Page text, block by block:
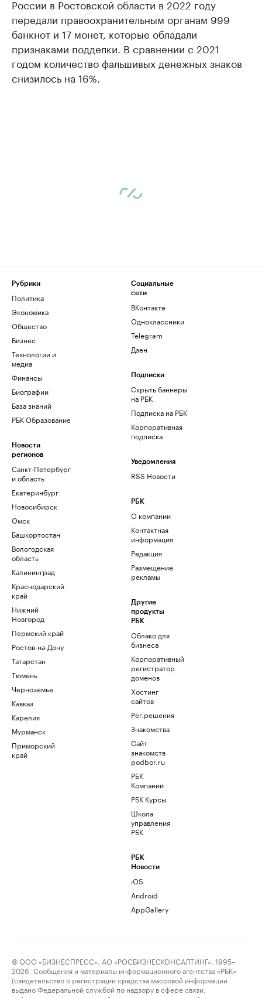
России в Ростовской области в 2022 году
передали правоохранительным органам 999
банкнот и 17 монет, которые обладали
признаками подделки. В сравнении с 2021
годом количество фальшивых денежных знаков
снизилось на 16%.
Рубрики
Политика
Экономика
Общество
Бизнес
Технологии и
медиа
Финансы
Биографии
База знаний
РБК Образование
Новости
регионов
Санкт-Петербург
и область
Екатеринбург
Новосибирск
Омск
Башкортостан
Вологодская
область
Калининград
Краснодарский
край
Нижний
Новгород
Пермский край
Ростов-на-Дону
Татарстан
Тюмень
Черноземье
Кавказ
Карелия
Мурманск
Приморский
край
Социальные
сети
ВКонтакте
Одноклассники
Telegram
Дзен
Подписки
Скрыть баннеры
на РБК
Подписка на РБК
Корпоративная
подписка
Уведомления
RSS Новости
РБК
О компании
Контактная
информация
Редакция
Размещение
рекламы
Другие
продукты
РБК
Облако для
бизнеса
Корпоративный
регистратор
доменов
Хостинг
сайтов
Рег.решения
Знакомства
Сайт
знакомств
podbor.ru
РБК
Компании
РБК Курсы
Школа
управления
РБК
РБК
Новости
iOS
Android
AppGallery
© ООО «БИЗНЕСПРЕСС», АО «РОСБИЗНЕСКОНСАЛТИНГ», 1995–
2026. Сообщения и материалы информационного агентства «РБК»
(свидетельство о регистрации средства массовой информации
выдано Федеральной службой по надзору в сфере связи,